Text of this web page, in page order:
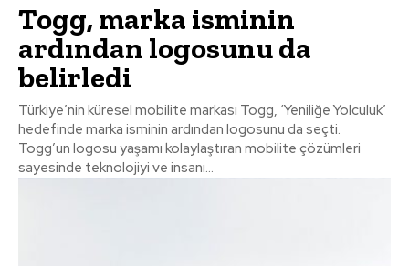
Togg, marka isminin
ardından logosunu da
belirledi
Türkiye’nin küresel mobilite markası Togg, ‘Yeniliğe Yolculuk’
hedefinde marka isminin ardından logosunu da seçti.
Togg’un logosu yaşamı kolaylaştıran mobilite çözümleri
sayesinde teknolojiyi ve insanı...